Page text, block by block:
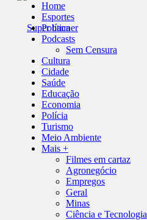
Home
Esportes
Política
Podcasts
Sem Censura
Cultura
Cidade
Saúde
Educação
Economia
Polícia
Turismo
Meio Ambiente
Mais +
Filmes em cartaz
Agronegócio
Empregos
Geral
Minas
Ciência e Tecnologia